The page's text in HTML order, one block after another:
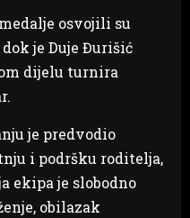
osvojili su
je Duje Đurišić
dijelu turnira
je predvodio
i podršku roditelja,
ekipa je slobodno
obilazak